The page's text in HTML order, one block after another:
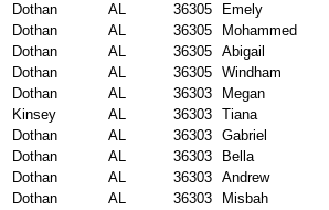
Dothan
AL 36305 Emely
Dothan
AL 36305 Mohammed
Dothan
AL 36305 Abigail
Dothan
AL 36305 Windham
Dothan
AL 36303 Megan
Kinsey
AL 36303 Tiana
Dothan
AL 36303 Gabriel
Dothan
AL 36303 Bella
Dothan
AL 36303 Andrew
Dothan
AL 36303 Misbah